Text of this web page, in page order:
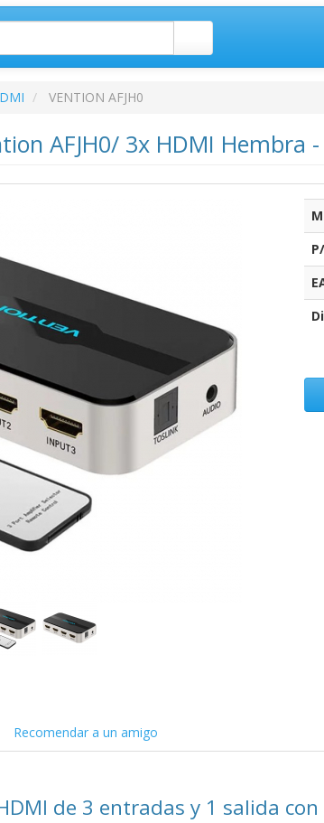
VENTION AFJH0
AFJH0/ 3x HDMI Hembra
Recomendar a un amigo
de 3 entradas y 1 salida